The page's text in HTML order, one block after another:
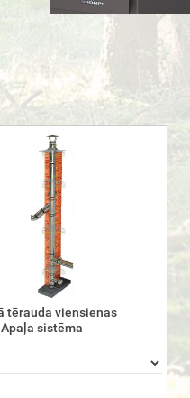
tērauda viensienas
sistēma